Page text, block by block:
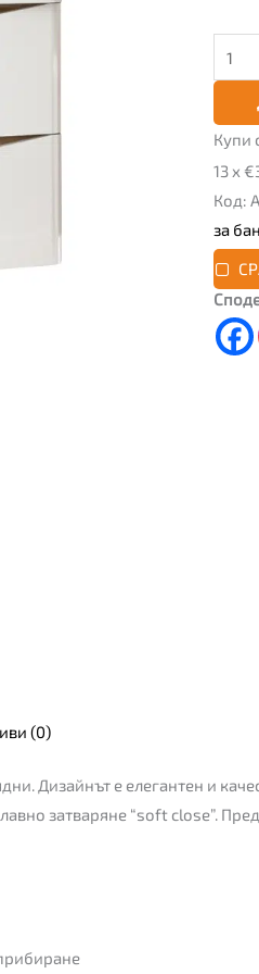
декор
Купи
13 x
Код:
за
(0)
Дизайнът е елегантен и
затваряне “soft close”.